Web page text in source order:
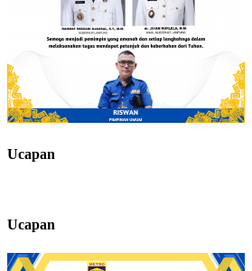
Ucapan
Ucapan